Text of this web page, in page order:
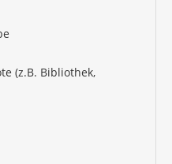
(z.B. Bibliothek,